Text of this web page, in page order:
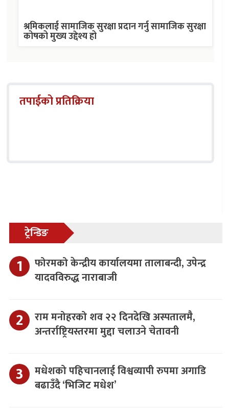
श्रमिकलाई सामाजिक सुरक्षा प्रदान गर्नु सामाजिक सुरक्षा
कोषको मुख्य उद्देश्य हो
तपाईको प्रतिक्रिया
ट्रेन्डिङ
फोरमको केन्द्रीय कार्यालयमा तालाबन्दी, उपेन्द्र
यादवविरुद्ध नाराबाजी
राम मनोहरको शव २२ दिनदेखि अस्पतालमै,
अन्तर्राष्ट्रियस्तरमा मुद्दा चलाउने चेतावनी
मधेशको पहिचानलाई विश्वव्यापी रुपमा अगाडि
बढाउँदै ‘भिजिट मधेश’